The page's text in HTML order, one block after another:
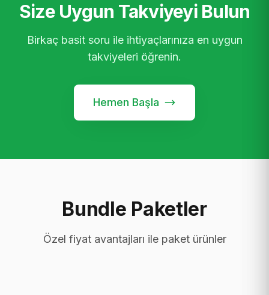
Size Uygun Takviyeyi Bulun
Birkaç basit soru ile ihtiyaçlarınıza en uygun
takviyeleri öğrenin.
Hemen Başla
Bundle Paketler
Özel fiyat avantajları ile paket ürünler